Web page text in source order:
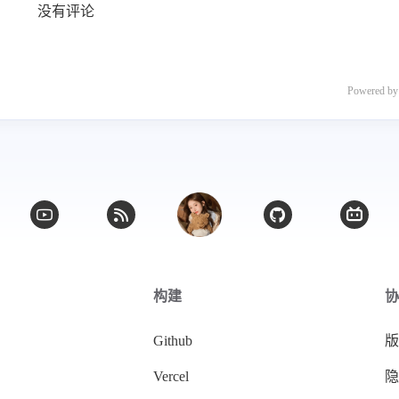
没有评论
Powered
构建
Github
Vercel